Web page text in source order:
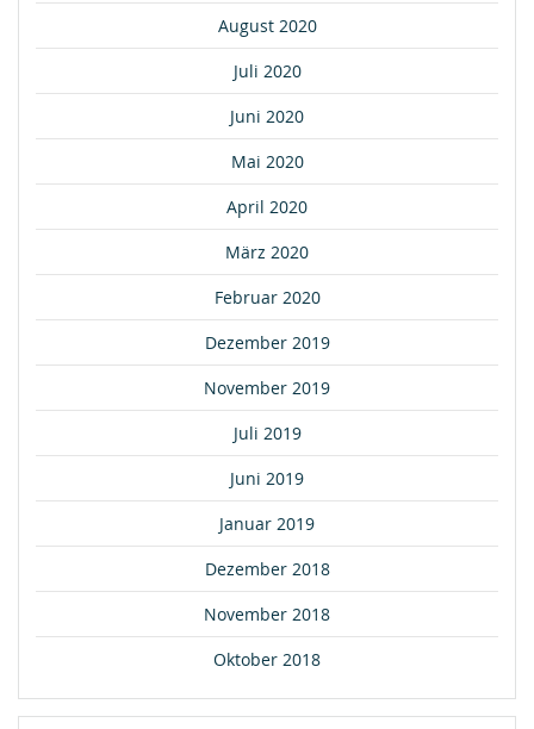
August 2020
Juli 2020
Juni 2020
Mai 2020
April 2020
März 2020
Februar 2020
Dezember 2019
November 2019
Juli 2019
Juni 2019
Januar 2019
Dezember 2018
November 2018
Oktober 2018